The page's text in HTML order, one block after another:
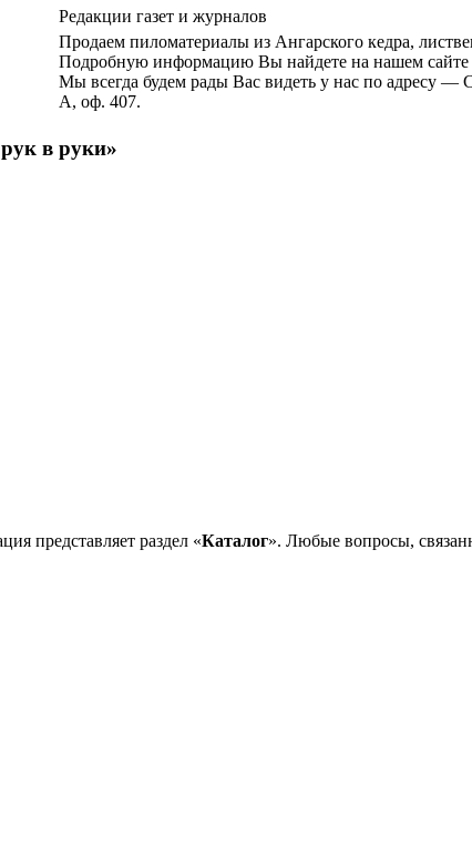
Редакции газет и журналов
Продаем пиломатериалы из Ангарского кедра,
Подробную информацию Вы найдете на нашем сайте
Мы всегда будем рады Вас видеть у нас по адресу —
А, оф. 407.
в руки»
представляет раздел «Каталог». Любые вопросы,